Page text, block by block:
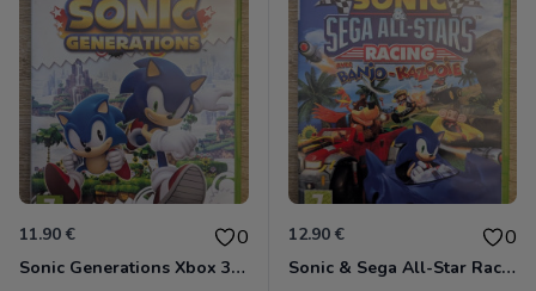
11.90 € 0
Sonic Generations Xbox 360
12.90 € 0
Sonic & Sega All-Star Racing avec Banjo-Kazooie Xbox 360